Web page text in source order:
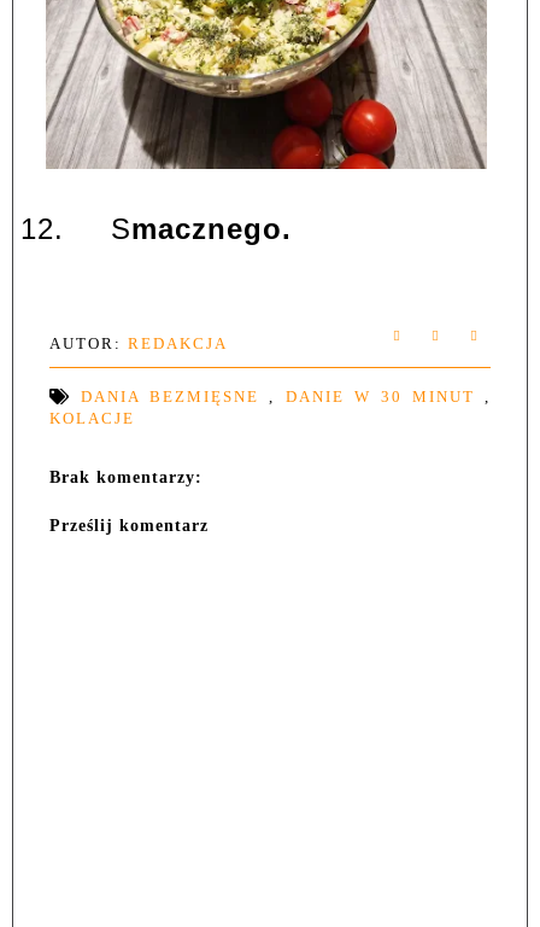
12. Smacznego.
AUTOR: REDAKCJA
DANIA BEZMIĘSNE, DANIE W 30 MINUT ,
KOLACJE
Brak komentarzy:
Prześlij komentarz